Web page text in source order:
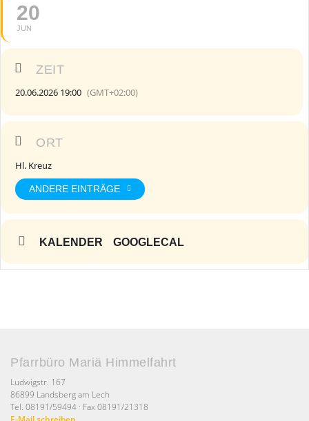
20
JUN
ZEIT
20.06.2026 19:00 (GMT+02:00)
ORT
Hl. Kreuz
ANDERE EINTRÄGE
KALENDER GOOGLECAL
Pfarrbüro Mariä Himmelfahrt
Ludwigstr. 167
86899 Landsberg am Lech
Tel. 08191/59494 · Fax 08191/21318